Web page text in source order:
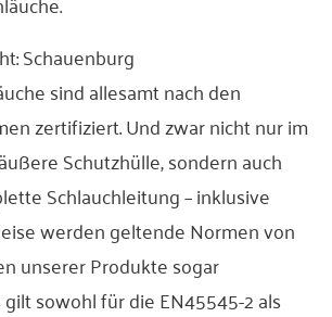
Schauenburg
sind allesamt nach den
zertifiziert. Und zwar nicht nur im
Schutzhülle, sondern auch
Schlauchleitung – inklusive
werden geltende Normen von
unserer Produkte sogar
sowohl für die EN45545-2 als